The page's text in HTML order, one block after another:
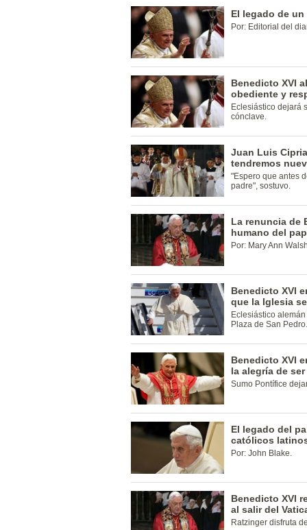
El legado de
Por: Editorial del
Benedicto XVI
obediente y
Eclesiástico dejará
cónclave.
Juan Luis
tendremos
"Espero que antes
padre", sostuvo.
La renuncia de
humano del
Por: Mary Ann
Benedicto XVI
que la Iglesia
Eclesiástico
Plaza de San Pedro.
Benedicto XVI
la alegría de
Sumo Pontífice
El legado del
católicos
Por: John Blake.
Benedicto XVI
al salir del
Ratzinger disfruta